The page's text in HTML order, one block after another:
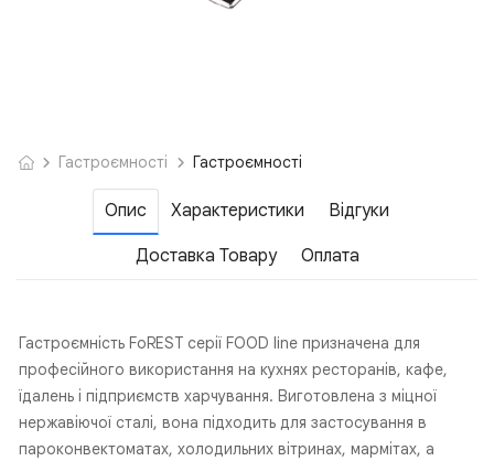
Гастроємності Гастроємності
Опис Характеристики Відгуки
Доставка Товару Оплата
Гастроємність FoREST серії FOOD line призначена для
професійного використання на кухнях ресторанів, кафе,
їдалень і підприємств харчування. Виготовлена з міцної
нержавіючої сталі, вона підходить для застосування в
пароконвектоматах, холодильних вітринах, мармітах, а